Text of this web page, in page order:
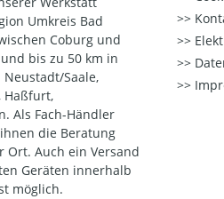
Umkreis Bad
Coburg und
bis zu 50 km in
Saale,
Haßfurt,
Als Fach-Händler
die Beratung
Ort. Auch ein Versand
Geräten innerhalb
möglich.